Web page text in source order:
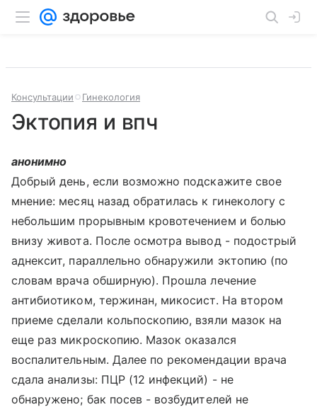
Консультации Гинекология
Эктопия и впч
анонимно
Добрый день, если возможно подскажите свое
мнение: месяц назад обратилась к гинекологу с
небольшим прорывным кровотечением и болью
внизу живота. После осмотра вывод - подострый
аднексит, параллельно обнаружили эктопию (по
словам врача обширную). Прошла лечение
антибиотиком, тержинан, микосист. На втором
приеме сделали кольпоскопию, взяли мазок на
еще раз микроскопию. Мазок оказался
воспалительным. Далее по рекомендации врача
сдала анализы: ПЦР (12 инфекций) - не
обнаружено; бак посев - возбудителей не